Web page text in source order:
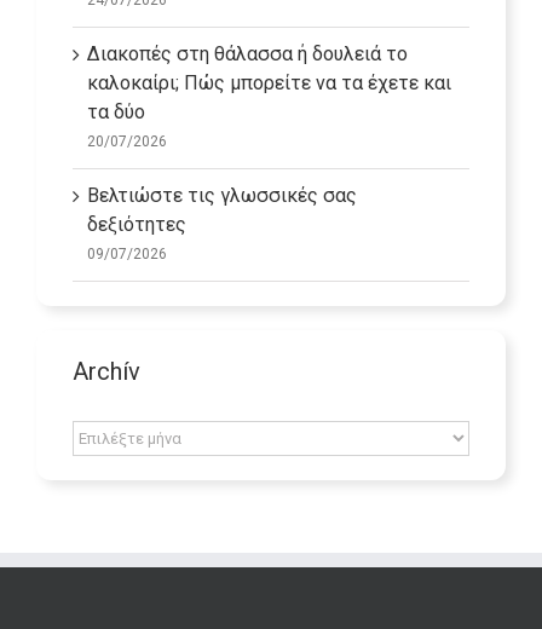
24/07/2026
Διακοπές στη θάλασσα ή δουλειά το
καλοκαίρι; Πώς μπορείτε να τα έχετε και
τα δύο
20/07/2026
Βελτιώστε τις γλωσσικές σας
δεξιότητες
09/07/2026
Archív
Archív